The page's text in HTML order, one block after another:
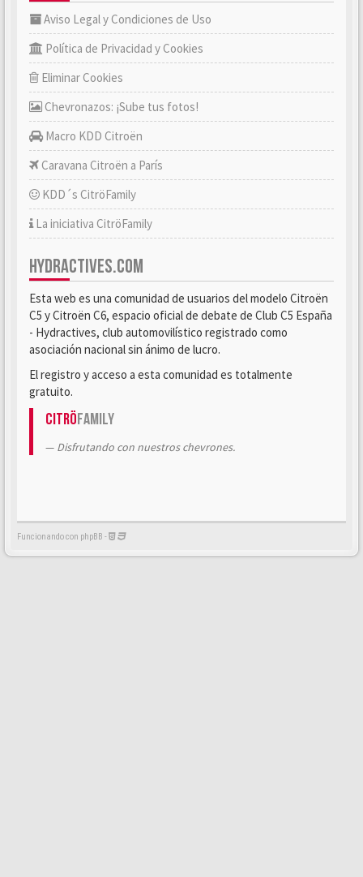
Aviso Legal y Condiciones de Uso
Política de Privacidad y Cookies
Eliminar Cookies
Chevronazos: ¡Sube tus fotos!
Macro KDD Citroën
Caravana Citroën a París
KDD´s CitröFamily
La iniciativa CitröFamily
HYDRACTIVES.COM
Esta web es una comunidad de usuarios del modelo Citroën
C5 y Citroën C6, espacio oficial de debate de Club C5 España
- Hydractives, club automovilístico registrado como
asociación nacional sin ánimo de lucro.
El registro y acceso a esta comunidad es totalmente
gratuito.
CitröFamily
Disfrutando con nuestros chevrones.
Funcionando con phpBB -